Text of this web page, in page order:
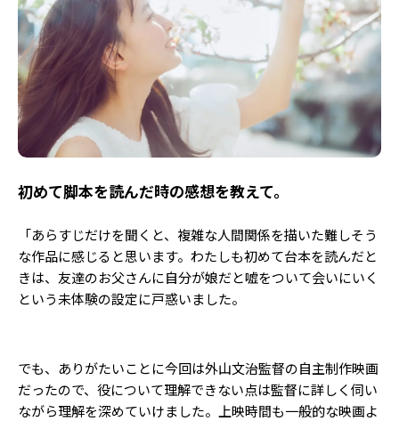
新規会員登録・ログイン
――初めて脚本を読んだ時の感想を教えて。
「あらすじだけを聞くと、複雑な人間関係を描いた難しそう
な作品に感じると思います。わたしも初めて台本を読んだと
きは、友達のお父さんに自分が娘だと嘘をついて会いにいく
という未体験の設定に戸惑いました。
でも、ありがたいことに今回は外山文治監督の自主制作映画
だったので、役について理解できない点は監督に詳しく伺い
ながら理解を深めていけました。上映時間も一般的な映画よ